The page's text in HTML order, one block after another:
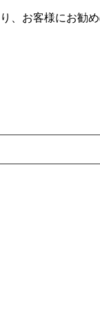
お客様にお勧